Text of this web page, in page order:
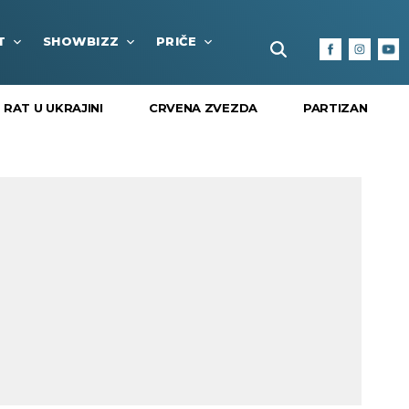
SHOWBIZZ PRIČE FUN BOX KULTURA I
RAT U UKRAJINI CRVENA ZVEZDA PARTIZAN